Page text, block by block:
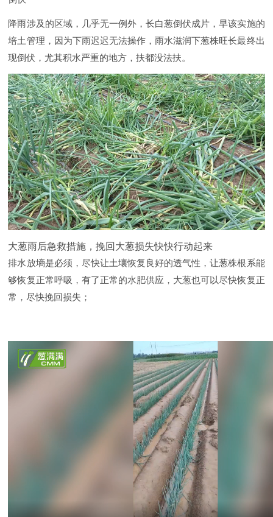
降雨涉及的区域，几乎无一例外，长白葱倒伏成片，早该实施的
培土管理，因为下雨迟迟无法操作，雨水滋润下葱株旺长最终出
现倒伏，尤其积水严重的地方，扶都没法扶。
大葱雨后急救措施，挽回大葱损失快快行动起来
排水放墒是必须，尽快让土壤恢复良好的透气性，让葱株根系能
够恢复正常呼吸，有了正常的水肥供应，大葱也可以尽快恢复正
常，尽快挽回损失；